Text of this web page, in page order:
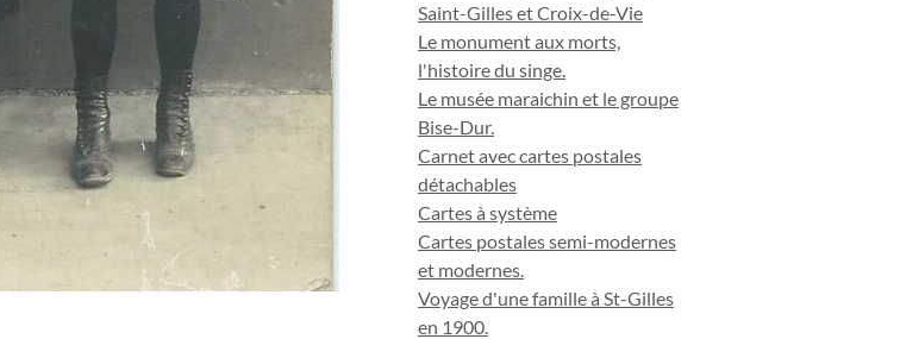
Saint-Gilles et Croix-de-Vie
Le monument aux morts,
l'histoire du singe.
Le musée maraichin et le groupe
Bise-Dur.
Carnet avec cartes postales
détachables
Cartes à système
Cartes postales semi-modernes
et modernes.
Voyage d'une famille à St-Gilles
en 1900.